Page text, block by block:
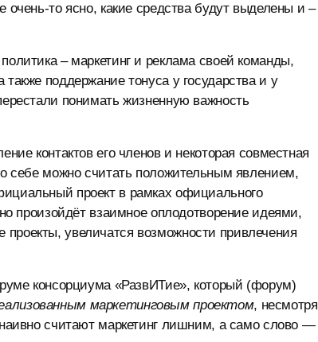
то ясно, какие средства будут выделены и –
– маркетинг и реклама своей команды,
поддержание тонуса у государства и у
понимать жизненную важность
контактов его членов и некоторая совместная
себе можно считать положительным явлением,
проект в рамках официального
произойдёт взаимное оплодотворение идеями,
увеличатся возможности привлечения
консорциума «РазвИТие», который (форум)
маркетинговым проектом, несмотря
считают маркетинг лишним, а само слово —